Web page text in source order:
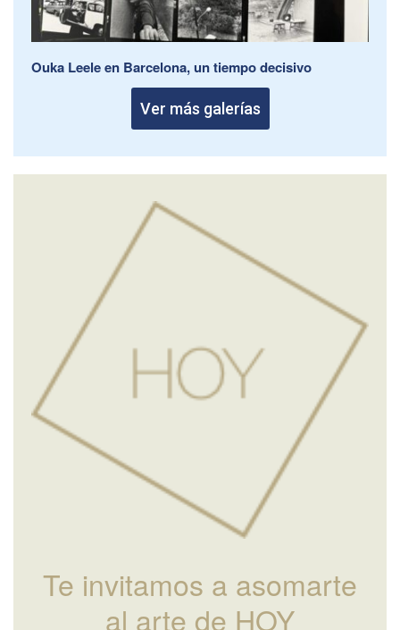
Ouka Leele en Barcelona, un tiempo decisivo
Ver más galerías
Te invitamos a asomarte
al arte de HOY